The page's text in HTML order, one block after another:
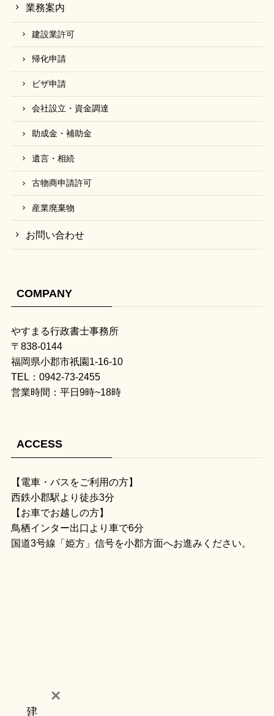
のではありません。
また、当サイトの内容によって生じた損害等に関して
は、その損害等が直接的に生じたか間接的に生じたか
を問わず、当事務所は一切責任を負いません。
なお、当サイトの内容等は、予告なく変更又は削除さ
れることがあります。
業務案内
建設業許可
帰化申請
ビザ申請
会社設立・資金調達
助成金・補助金
遺言・相続
古物商申請許可
産業廃棄物
お問い合わせ
COMPANY
やすまる行政書士事務所
〒838-0144
福岡県小郡市祇園1-16-10
TEL：0942-73-2455
営業時間：平日9時~18時
ACCESS
【電車・バスをご利用の方】
西鉄小郡駅より徒歩3分
【お車でお越しの方】
鳥栖インター出口より車で6分
国道3号線「姫方」信号を小郡方面へお進みください。
×